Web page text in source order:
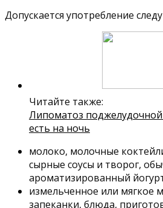
Допускается употребление
Читайте также:
Липоматоз
есть на ночь
молоко, молочные
сырные соусы и творог,
ароматизированный
измельченное или мягкое
запеканки, блюда,